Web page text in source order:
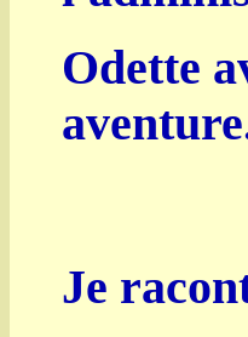
Odette
Je